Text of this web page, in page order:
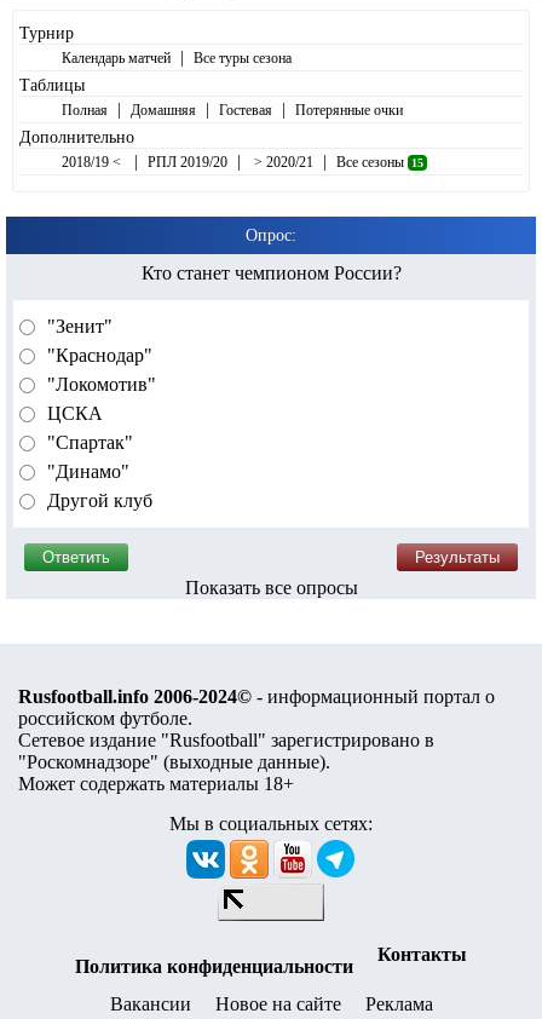
Турнир
Календарь матчей | Все туры сезона
Таблицы
Полная | Домашняя | Гостевая | Потерянные очки
Дополнительно
2018/19 < | РПЛ 2019/20 | > 2020/21 | Все сезоны 15
Опрос:
Кто станет чемпионом России?
"Зенит"
"Краснодар"
"Локомотив"
ЦСКА
"Спартак"
"Динамо"
Другой клуб
Показать все опросы
Rusfootball.info 2006-2024© - информационный портал о
российском футболе.
Сетевое издание "Rusfootball" зарегистрировано в
"Роскомнадзоре" (выходные данные).
Может содержать материалы 18+
Мы в социальных сетях:
Политика конфиденциальности
Контакты
Вакансии Новое на сайте Реклама